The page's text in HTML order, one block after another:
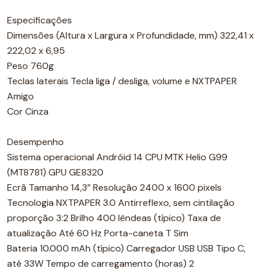
Especificações
Dimensões (Altura x Largura x Profundidade, mm) 322,41 x
222,02 x 6,95
Peso 760g
Teclas laterais Tecla liga / desliga, volume e NXTPAPER
Amigo
Cor Cinza
Desempenho
Sistema operacional Andróid 14 CPU MTK Helio G99
(MT8781) GPU GE8320
Ecrã Tamanho 14,3” Resolução 2400 x 1600 pixels
Tecnologia NXTPAPER 3.0 Antirreflexo, sem cintilação
proporção 3:2 Brilho 400 lêndeas (típico) Taxa de
atualização Até 60 Hz Porta-caneta T Sim
Bateria 10.000 mAh (típico) Carregador USB USB Tipo C,
até 33W Tempo de carregamento (horas) 2